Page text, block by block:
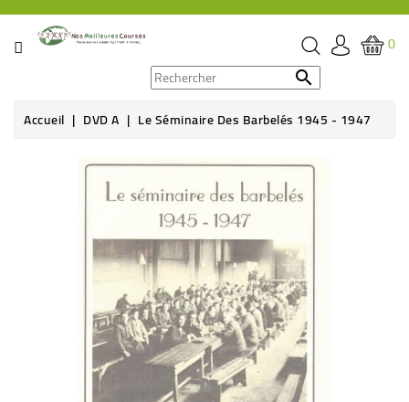
CATÉGORIE
ÉPICERIE
0

Accueil DVD A Le Séminaire Des Barbelés 1945 - 1947